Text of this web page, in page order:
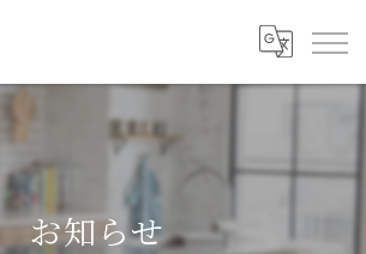
お知らせ